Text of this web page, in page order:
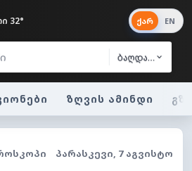
32°
ბაღდათი
ქარ EN
ზღვის ამინდი
ᲞᲐᲠᲐᲡᲙᲔᲕᲘ, 7 ᲐᲒᲕᲘᲡᲢᲝ